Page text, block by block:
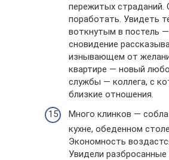
пережитых страданий.
поработать. Увидеть
воткнутым в постель
сновидение
изнывающем от
квартире — новый
службы — коллега, с
близкие отношения.
Много клинков —
кухне, обеденном
Экономность
Увидели